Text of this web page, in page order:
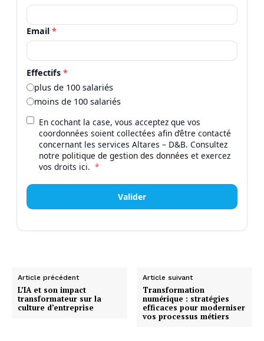
Email *
Effectifs *
plus de 100 salariés
moins de 100 salariés
En cochant la case, vous acceptez que vos
coordonnées soient collectées afin d’être contacté
concernant les services Altares – D&B. Consultez
notre politique de gestion des données et exercez
vos droits ici. *
Valider
Article précédent
L’IA et son impact
transformateur sur la
culture d’entreprise
Article suivant
Transformation
numérique : stratégies
efficaces pour moderniser
vos processus métiers